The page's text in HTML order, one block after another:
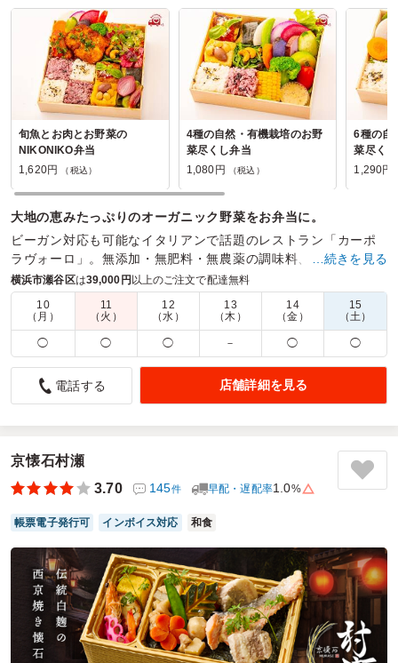
旬魚とお肉とお野菜の
NIKONIKO弁当
1,620円
（税込）
4種の自然・有機栽培のお野
菜尽くし弁当
1,080円
（税込）
6種の自
菜尽く
1,290円
大地の恵みたっぷりのオーガニック野菜をお弁当に。
ビーガン対応も可能なイタリアンで話題のレストラン「カーポ
ラヴォーロ」。無添加・無肥料・無農薬の調味料、食材を厳選
した自然食料理のお弁当を提供しております。
商品数： 締切日時： 1日前09:30 価格帯：
1,080円～2,700円
配達時間：
10:30～19:00
自家栽培野菜がたっぷり楽しめるヘルシーなお弁当
4.5
いしく、一品一品丁寧に作られているのが伝わってきまし
た。彩りも良く、最後まで飽きることなく美味しくいただけ
ました。また機会があればぜひ注文したいです。
ご利用シーン：会議・セミナー ›会議
参加者の年齢：40代～50代男女比：男性多め
東京都港区芝浦
2026/07/24
カーポラヴォーロの口コミをもっと見る
…続きを見る
横浜市瀬谷区は39,000円 以上のご注文で配達無料
10
（月）
11
（火）
12
（水）
13
（木）
14
（金）
15
（土）
◯ ◯ ◯ － ◯ ◯
電話する 店舗詳細を見る
京懐石村瀬
3.70
145件 早配・遅配率1.0%
帳票電子発行可 インボイス対応 和食